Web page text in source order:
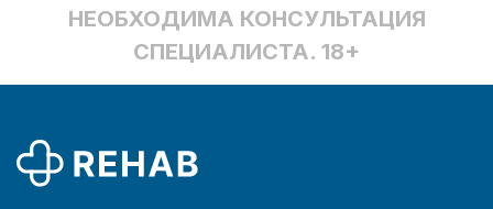
НЕОБХОДИМА КОНСУЛЬТАЦИЯ
СПЕЦИАЛИСТА. 18+